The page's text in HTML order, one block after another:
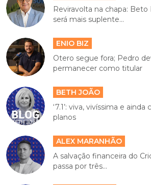
Reviravolta na chapa: Beto
será mais suplente...
ENIO BIZ
Otero segue fora; Pedro
permanecer como titular
BETH JOÃO
‘7.1’: viva, vivíssima e ainda
planos
ALEX MARANHÃO
A salvação financeira do
passa por três...